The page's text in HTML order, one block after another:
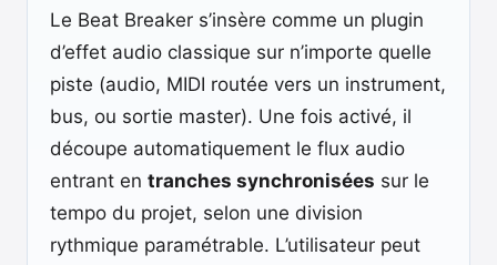
Le Beat Breaker s’insère comme un plugin
d’effet audio classique sur n’importe quelle
piste (audio, MIDI routée vers un instrument,
bus, ou sortie master). Une fois activé, il
découpe automatiquement le flux audio
entrant en tranches synchronisées sur le
tempo du projet, selon une division
rythmique paramétrable. L’utilisateur peut